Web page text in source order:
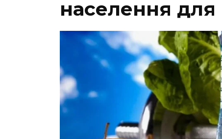
населення для